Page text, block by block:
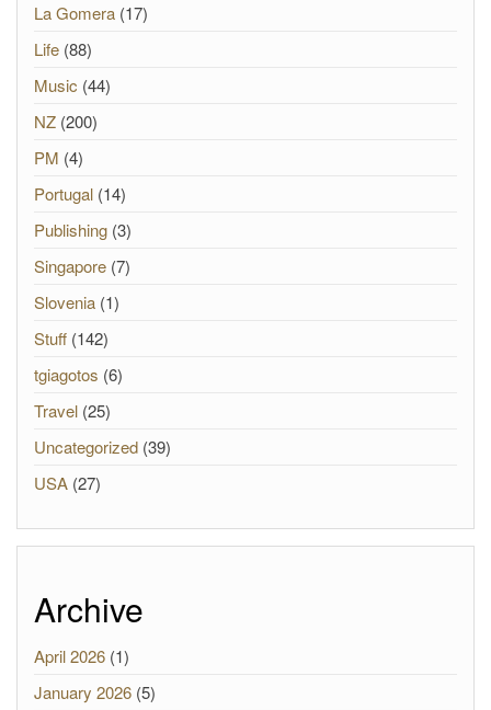
La Gomera (17)
Life (88)
Music (44)
NZ (200)
PM (4)
Portugal (14)
Publishing (3)
Singapore (7)
Slovenia (1)
Stuff (142)
tgiagotos (6)
Travel (25)
Uncategorized (39)
USA (27)
Archive
April 2026 (1)
January 2026 (5)